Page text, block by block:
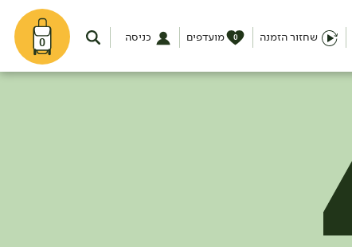
0 שחזור הזמנה מועדפים 0 כניסה